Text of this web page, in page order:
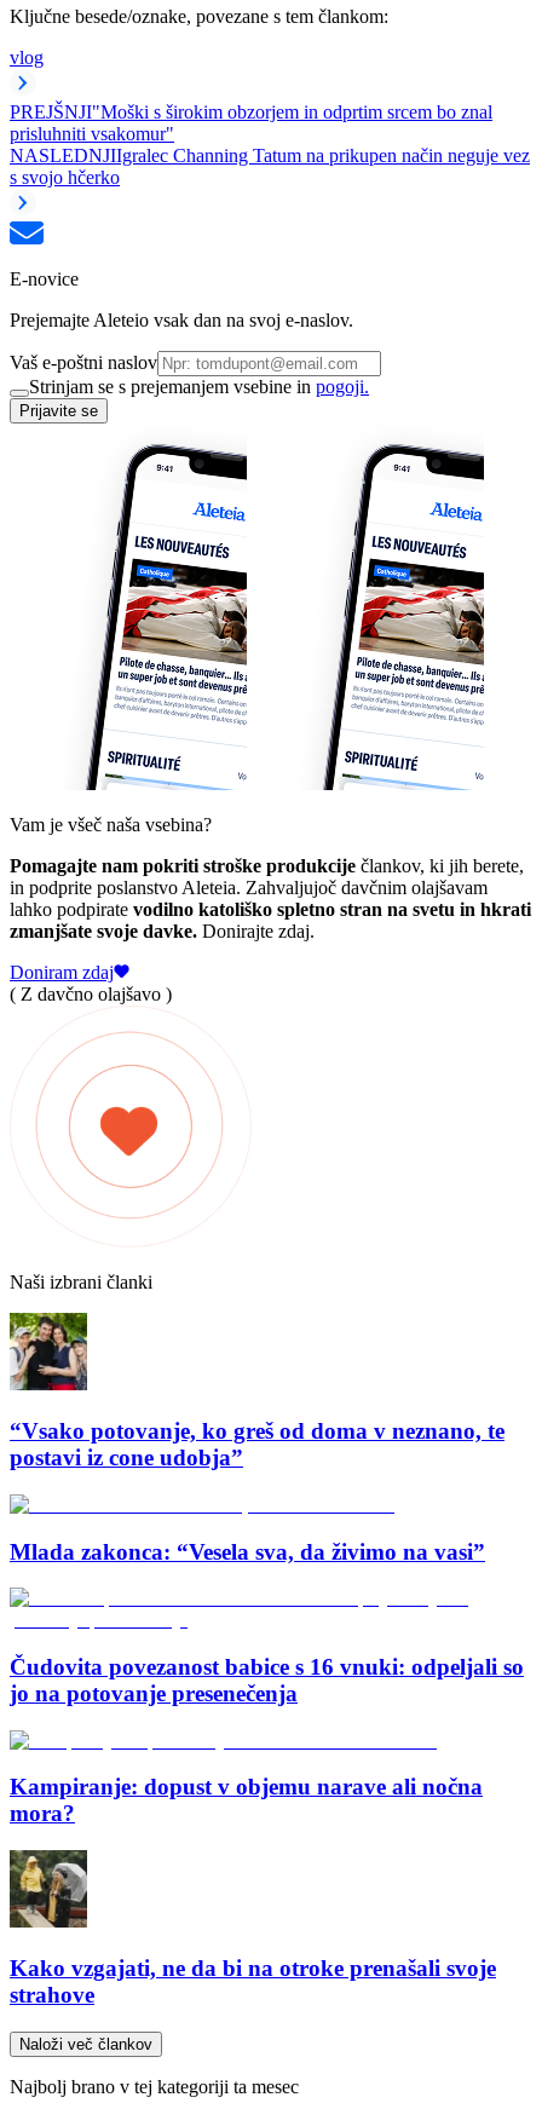
Ključne besede/oznake, povezane s tem člankom:
vlog
PREJŠNJI"Moški s širokim obzorjem in odprtim srcem bo znal
prisluhniti vsakomur"
NASLEDNJIIgralec Channing Tatum na prikupen način neguje vez
s svojo hčerko
E-novice
Prejemajte Aleteio vsak dan na svoj e-naslov.
Vaš e-poštni naslov
Strinjam se s prejemanjem vsebine in pogoji.
Prijavite se
Vam je všeč naša vsebina?
Pomagajte nam pokriti stroške produkcije člankov, ki jih berete,
in podprite poslanstvo Aleteia. Zahvaljujoč davčnim olajšavam
lahko podpirate vodilno katoliško spletno stran na svetu in hkrati
zmanjšate svoje davke. Donirajte zdaj.
Doniram zdaj
( Z davčno olajšavo )
Naši izbrani članki
“Vsako potovanje, ko greš od doma v neznano, te
postavi iz cone udobja”
Mlada zakonca: “Vesela sva, da živimo na vasi”
Čudovita povezanost babice s 16 vnuki: odpeljali so
jo na potovanje presenečenja
Kampiranje: dopust v objemu narave ali nočna
mora?
Kako vzgajati, ne da bi na otroke prenašali svoje
strahove
Naloži več člankov
Najbolj brano v tej kategoriji ta mesec